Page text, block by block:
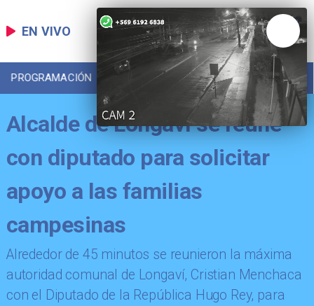
EN VIVO
PROGRAMACIÓN LOCAL DEPORTES
Alcalde de Longaví se reúne
con diputado para solicitar
apoyo a las familias
campesinas
Alrededor de 45 minutos se reunieron la máxima
autoridad comunal de Longaví, Cristian Menchaca
con el Diputado de la República Hugo Rey, para